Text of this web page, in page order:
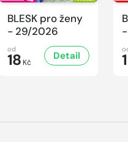
BLESK pro ženy
- 29/2026
od
18 Kč
Detail